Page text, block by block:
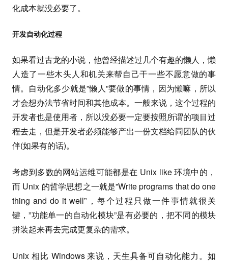
化成本就没必要了。
开发自动化过程
如果看过古龙的小说，他曾经描述过几个有趣的懒人，懒
人造了一些木头人和机关来帮自己干一些不愿意做的事
情。自动化多少就是”懒人”要做的事情，因为懒嘛，所以
才会想办法节省时间和其他成本。一般来说，这个过程的
开发者也是使用者，所以没必要一定要按照所谓的项目过
程去走，但是开发者必须能够产出一份文档给同团队的伙
伴(如果有的话)。
考虑到多数的网站运维可能都是在 Unix like 环境中的，
而 Unix 的哲学思想之一就是”Write programs that do one
thing and do it well”，每个过程只做一件事情就很关
键，”功能单一的自动化模块”是有必要的，把不同的模块
拼装起来再去完成更复杂的需求。
Unix 相比 Windows 来说，天生具备可自动化能力。如